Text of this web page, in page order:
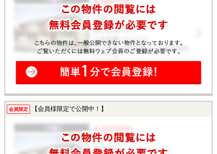
会員限定 【会員様限定で公開中！】